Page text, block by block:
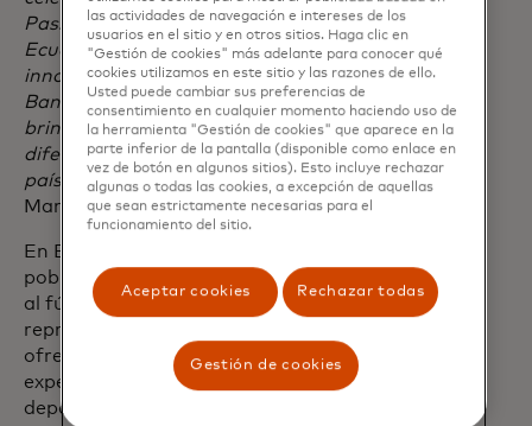
Passion Card del segmento de crédito en
Ecuador como un concepto nuevo e
innovador de Mastercard, de la mano del
Banco del Austro, enfocado en
brindarles beneficios y experiencias
diferenciales a los amantes del fútbol del
país",
afirmó Camilo Mier Country
Manager de Mastercard para Ecuador.
En Ecuador, donde gran parte de la
población se identifica como aficionada
al fútbol, el concepto
"Passion Card"
representa una oportunidad única para
ofrecer beneficios exclusivos y
experiencias en competiciones
deportivas de gran renombre, alianzas
las actividades de navegación e intereses de los
usuarios en el sitio y en otros sitios. Haga clic en
"Gestión de cookies" más adelante para conocer qué
cookies utilizamos en este sitio y las razones de ello.
Usted puede cambiar sus preferencias de
consentimiento en cualquier momento haciendo uso de
la herramienta "Gestión de cookies" que aparece en la
parte inferior de la pantalla (disponible como enlace en
vez de botón en algunos sitios). Esto incluye rechazar
algunas o todas las cookies, a excepción de aquellas
que sean estrictamente necesarias para el
funcionamiento del sitio.
Aceptar cookies Rechazar todas
Gestión de cookies